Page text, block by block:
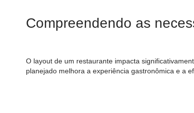
Compreendendo as
O layout de um restaurante impacta
planejado melhora a experiência gastronômica e a